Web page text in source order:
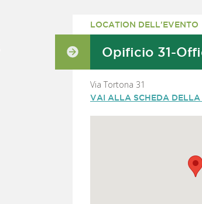
LOCATION DELL'EVENTO
Opificio 31-
Via Tortona 31
VAI ALLA SCHEDA DELLA